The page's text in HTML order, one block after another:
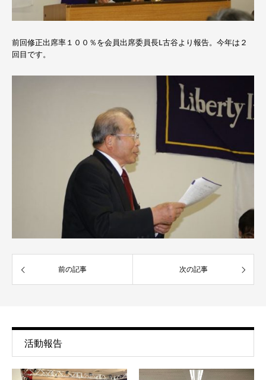
前回修正出席率１００％を会員出席委員長L古谷より報告。今年は２
回目です。
前の記事 次の記事
活動報告